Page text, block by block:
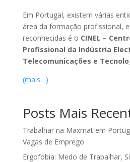
Em Portugal, existem várias
área da formação profissional,
reconhecidas é o CINEL –
Profissional da Indústria
Telecomunicações e
(mais…)
Posts Mais
Trabalhar na Maxmat em
Vagas de Emprego
Ergofobia: Medo de Trabalhar,